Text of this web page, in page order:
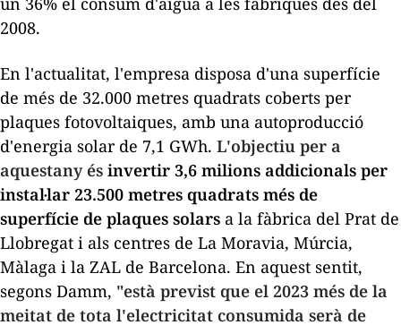
2008.
En l'actualitat, l'empresa disposa d'una superfície
de més de 32.000 metres quadrats coberts per
plaques fotovoltaiques, amb una autoproducció
d'energia solar de 7,1 GWh. L'objectiu per a
aquestany és invertir 3,6 milions addicionals per
instal·lar 23.500 metres quadrats més de
superfície de plaques solars a la fàbrica del Prat de
Llobregat i als centres de La Moravia, Múrcia,
Màlaga i la ZAL de Barcelona. En aquest sentit,
segons Damm, "està previst que el 2023 més de la
meitat de tota l'electricitat consumida serà de